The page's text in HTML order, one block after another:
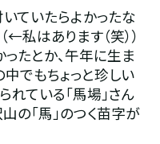
ていたらよかったな
←私はあります（笑））
たとか、午年に生ま
中でもちょっと珍しい
れている「馬場」さん
の「馬」のつく苗字が